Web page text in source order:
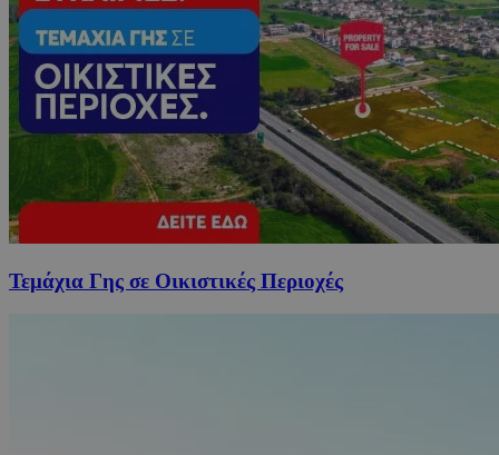
Τεμάχια Γης σε Οικιστικές Περιοχές